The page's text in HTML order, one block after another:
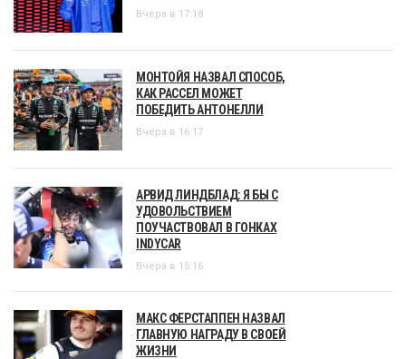
Вчера в 17:18
МОНТОЙЯ НАЗВАЛ СПОСОБ,
КАК РАССЕЛ МОЖЕТ
ПОБЕДИТЬ АНТОНЕЛЛИ
Вчера в 16:17
АРВИД ЛИНДБЛАД: Я БЫ С
УДОВОЛЬСТВИЕМ
ПОУЧАСТВОВАЛ В ГОНКАХ
INDYCAR
Вчера в 15:16
МАКС ФЕРСТАППЕН НАЗВАЛ
ГЛАВНУЮ НАГРАДУ В СВОЕЙ
ЖИЗНИ